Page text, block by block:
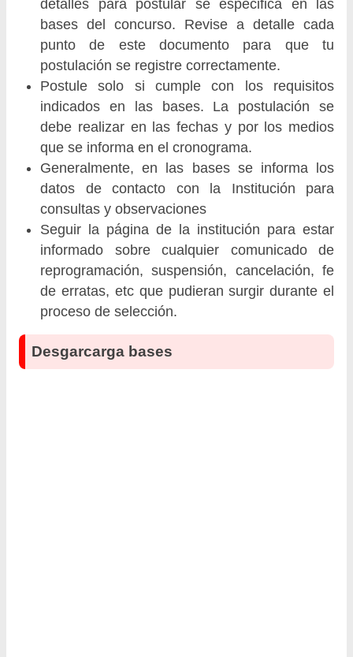
detalles para postular se especifica en las
bases del concurso. Revise a detalle cada
punto de este documento para que tu
postulación se registre correctamente.
Postule solo si cumple con los requisitos
indicados en las bases. La postulación se
debe realizar en las fechas y por los medios
que se informa en el cronograma.
Generalmente, en las bases se informa los
datos de contacto con la Institución para
consultas y observaciones
Seguir la página de la institución para estar
informado sobre cualquier comunicado de
reprogramación, suspensión, cancelación, fe
de erratas, etc que pudieran surgir durante el
proceso de selección.
Desgarcarga bases